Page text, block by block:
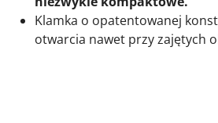
Klamka o opatentowanej
otwarcia nawet przy zajętych